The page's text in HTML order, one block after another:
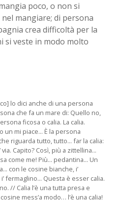
poco, o non si
mangiare; di persona
crea difficoltà per la
si veste in modo molto
lo dici anche di una persona
che fa un mare di: Quello no,
ficosa o calia. La calia.
un mi piace... È la persona
riguarda tutto, tutto... far la calia:
Capito? Così, più a zittellina...
come me! Più... pedantina... Un
con le cosine bianche, i’
fermaglino... Questa è esser calia.
// Calia l’è una tutta presa e
mess’a modo… l’è una calia!